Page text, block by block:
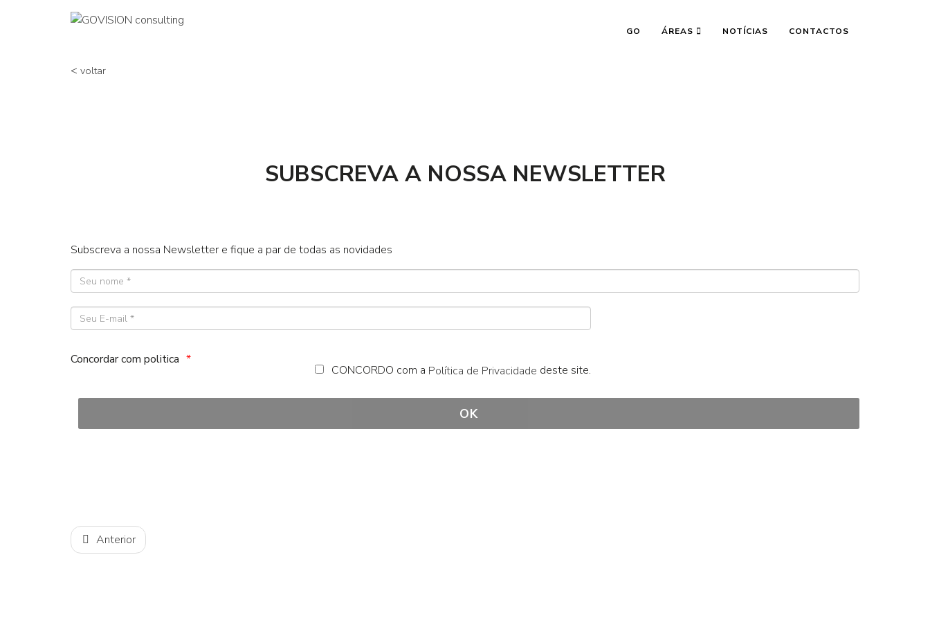
GO ÁREAS NOTÍCIAS CONTACTOS
< voltar
SUBSCREVA A NOSSA NEWSLETTER
Subscreva a nossa Newsletter e fique a par de todas as novidades
Concordar com politica
CONCORDO com a Política de Privacidade deste site.
Anterior